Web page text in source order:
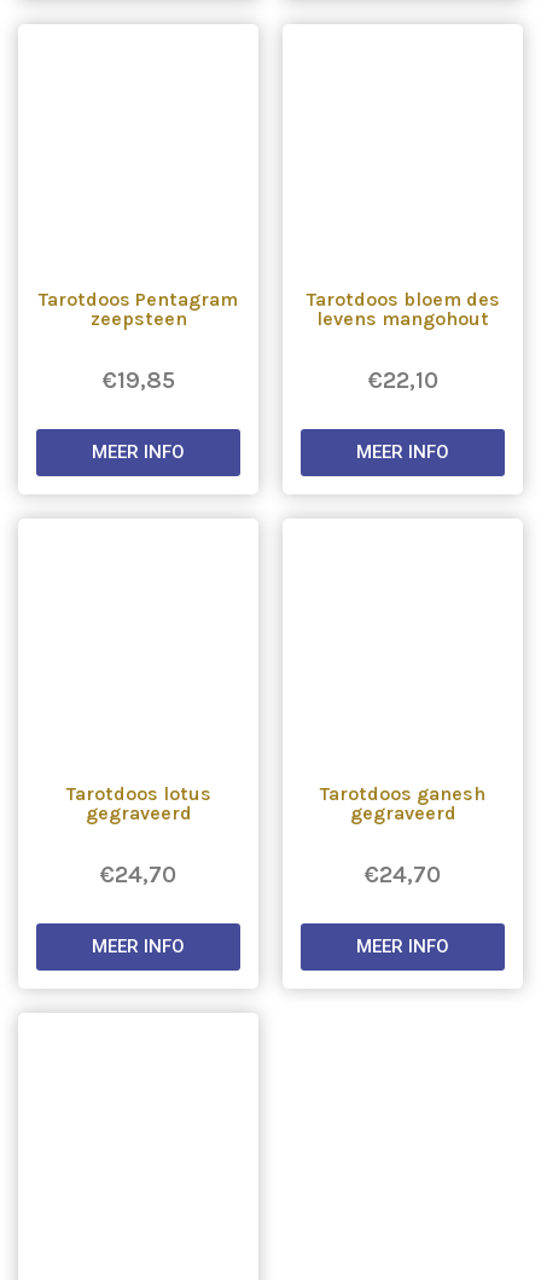
Tarotdoos Pentagram
zeepsteen
€19,85
MEER INFO
Tarotdoos bloem des
levens mangohout
€22,10
MEER INFO
Tarotdoos lotus
gegraveerd
€24,70
MEER INFO
Tarotdoos ganesh
gegraveerd
€24,70
MEER INFO